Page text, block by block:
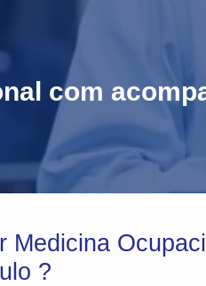
com
Medicina
?